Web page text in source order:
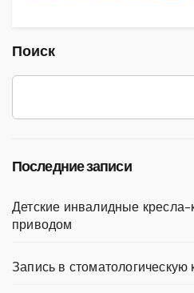
A
p
a
m
Поиск
Последние записи
Детские инвалидные
приводом
Запись в стоматологическую